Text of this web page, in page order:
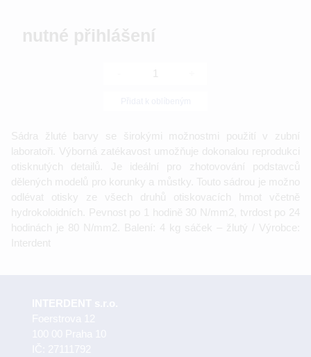
nutné přihlášení
Sádra žluté barvy se širokými možnostmi použití v zubní
laboratoři. Výborná zatékavost umožňuje dokonalou reprodukci
otisknutých detailů. Je ideální pro zhotovování podstavců
dělených modelů pro korunky a můstky. Touto sádrou je možno
odlévat otisky ze všech druhů otiskovacích hmot včetně
hydrokoloidních. Pevnost po 1 hodině 30 N/mm2, tvrdost po 24
hodinách je 80 N/mm2. Balení: 4 kg sáček – žlutý / Výrobce:
Interdent